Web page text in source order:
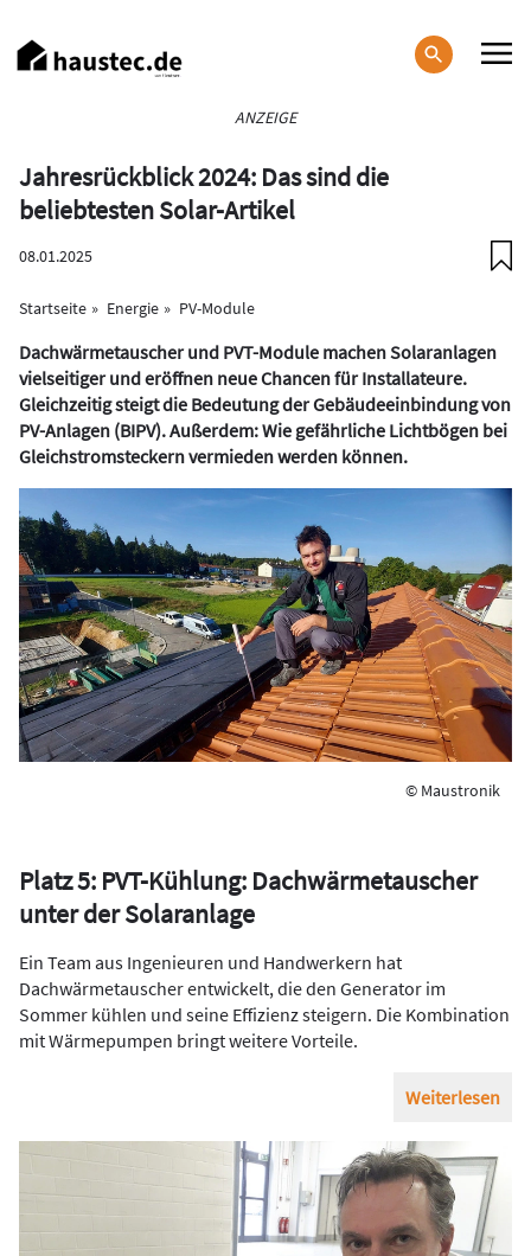
zum
Inhalt
ANZEIGE
Jahresrückblick 2024: Das sind die
beliebtesten Solar-Artikel
08.01.2025
Startseite Energie PV-Module
Dachwärmetauscher und PVT-Module machen Solaranlagen
vielseitiger und eröffnen neue Chancen für Installateure.
Gleichzeitig steigt die Bedeutung der Gebäudeeinbindung von
PV-Anlagen (BIPV). Außerdem: Wie gefährliche Lichtbögen bei
Gleichstromsteckern vermieden werden können.
© Maustronik
Platz 5: PVT-Kühlung: Dachwärmetauscher
unter der Solaranlage
Ein Team aus Ingenieuren und Handwerkern hat
Dachwärmetauscher entwickelt, die den Generator im
Sommer kühlen und seine Effizienz steigern. Die Kombination
mit Wärmepumpen bringt weitere Vorteile.
Weiterlesen